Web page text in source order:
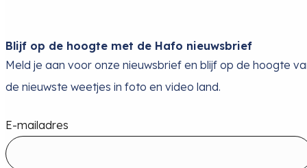
Blijf op de hoogte met de Hafo nieuwsbrief
Meld je aan voor onze nieuwsbrief en blijf op de hoogte
de nieuwste weetjes in foto en video land.
E-mailadres